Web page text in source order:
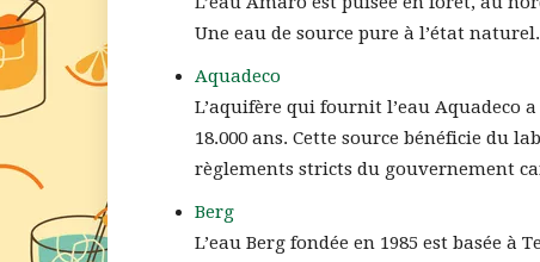
Une eau de source pure à l’état
Aquadeco
L’aquifère qui fournit l’eau Aquadeco
18.000 ans. Cette source bénéficie du
règlements stricts du gouvernement
Berg
L’eau Berg fondée en 1985 est basée à